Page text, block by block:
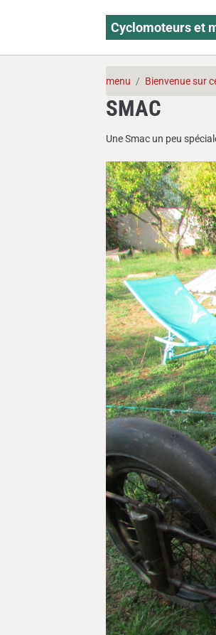
Cyclomoteurs et
menu Bienvenue sur
SMAC
Une Smac un peu